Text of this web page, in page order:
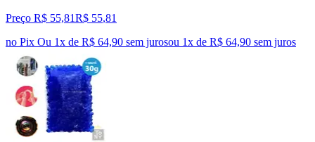
Preço R$ 55,81R$ 55,81
no Pix Ou 1x de R$ 64,90 sem jurosou 1x de R$ 64,90 sem juros